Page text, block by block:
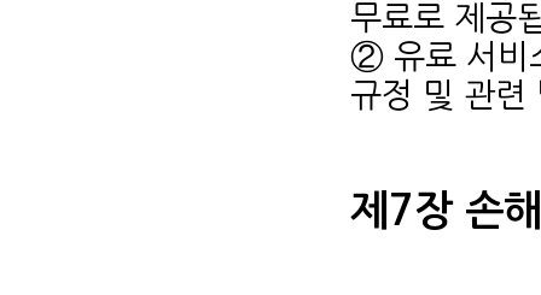
무료로 제공
② 유료 서비
규정 및 관련
제7장 손